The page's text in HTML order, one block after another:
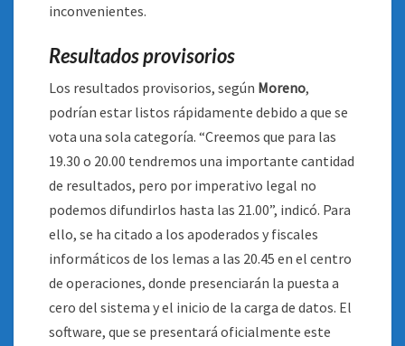
inconvenientes.
Resultados provisorios
Los resultados provisorios, según Moreno,
podrían estar listos rápidamente debido a que se
vota una sola categoría. “Creemos que para las
19.30 o 20.00 tendremos una importante cantidad
de resultados, pero por imperativo legal no
podemos difundirlos hasta las 21.00”, indicó. Para
ello, se ha citado a los apoderados y fiscales
informáticos de los lemas a las 20.45 en el centro
de operaciones, donde presenciarán la puesta a
cero del sistema y el inicio de la carga de datos. El
software, que se presentará oficialmente este